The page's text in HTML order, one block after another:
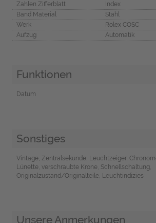
Zahlen Zifferblatt
Index
Band Material
Stahl
Werk
Rolex COSC
Aufzug
Automatik
Funktionen
Datum
Sonstiges
Vintage, Zentralsekunde, Leuchtzeiger,
Lünette, verschraubte Krone, Schnellschaltung,
Originalzustand/Originalteile, Leuchtindizies
Unsere Anmerkungen